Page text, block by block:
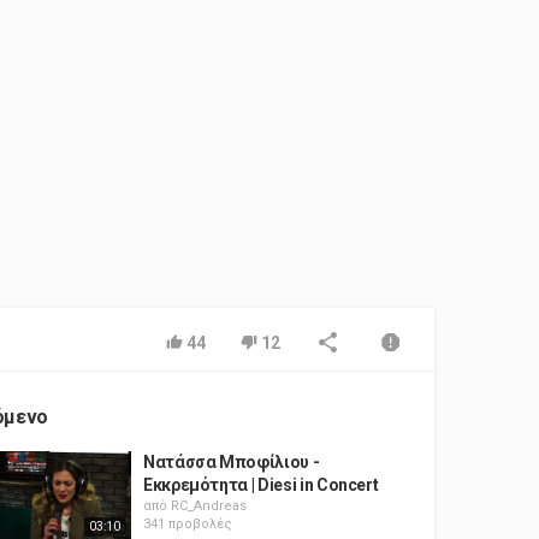
44 12
03:10
Νατάσσα Μποφίλιου -
Εκκρεμότητα | Diesi in Concert
από RC_Andreas
341 προβολές